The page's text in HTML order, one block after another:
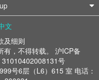
文
及细则
，不得转载。 沪ICP备
31010402008131号
号6层（L6）615 室 电话：